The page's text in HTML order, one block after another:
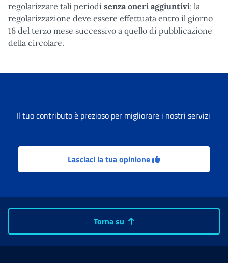
regolarizzare tali periodi senza oneri aggiuntivi; la
regolarizzazione deve essere effettuata entro il giorno
16 del terzo mese successivo a quello di pubblicazione
della circolare.
Il tuo contributo è prezioso per migliorare i nostri servizi
Lasciaci la tua opinione
Torna su